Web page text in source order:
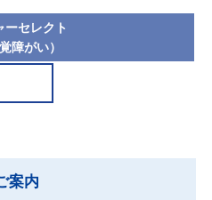
ーセレクト
障がい）
案内